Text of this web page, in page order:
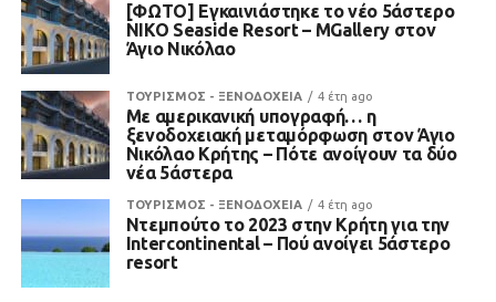
[ΦΩΤΟ] Εγκαινιάστηκε το νέο 5άστερο
NIKO Seaside Resort – MGallery στον
Άγιο Νικόλαο
ΤΟΥΡΙΣΜΟΣ - ΞΕΝΟΔΟΧΕΙΑ 4 έτη ago
Με αμερικανική υπογραφή… η
ξενοδοχειακή μεταμόρφωση στον Άγιο
Νικόλαο Κρήτης – Πότε ανοίγουν τα δύο
νέα 5άστερα
ΤΟΥΡΙΣΜΟΣ - ΞΕΝΟΔΟΧΕΙΑ 4 έτη ago
Ντεμπούτο το 2023 στην Κρήτη για την
Intercontinental – Πού ανοίγει 5άστερο
resort